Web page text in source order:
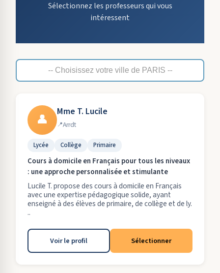
Sélectionnez les professeurs qui vous
intéressent
👤 Mme T. Lucile
Arrdt
Lycée Collège Primaire
Cours à domicile en Français pour tous les niveaux
: une approche personnalisée et stimulante
Lucile T. propose des cours à domicile en Français
avec une expertise pédagogique solide, ayant
enseigné à des élèves de primaire, de collège et de ly.
..
Voir le profil Sélectionner